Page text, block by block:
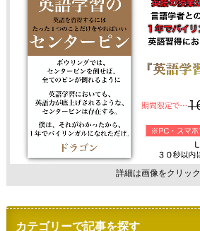
詳細は画像をクリック
カテゴリーで記事を探す